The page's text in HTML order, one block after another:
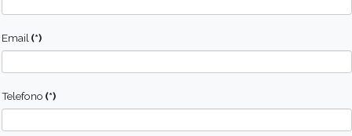
Conocer la distribución y condicionamientos
para una buena operatoria de la cocina.
Conocer el equipamiento de cocina.
Conocer el equipamiento de salón.
Conocer los principios básicos para el diseño y
ambientación del salón.